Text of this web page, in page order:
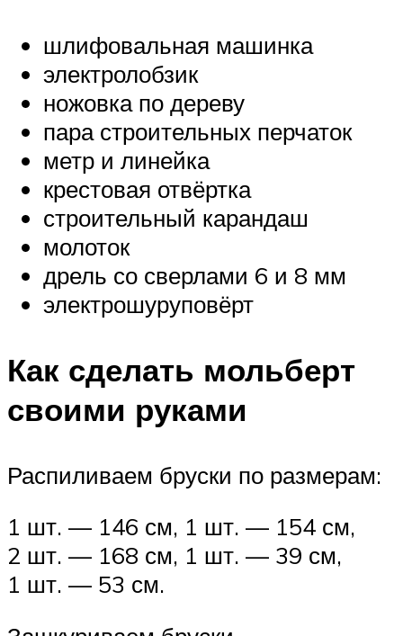
шлифовальная машинка
электролобзик
ножовка по дереву
пара строительных перчаток
метр и линейка
крестовая отвёртка
строительный карандаш
молоток
дрель со сверлами 6 и 8 мм
электрошуруповёрт
Как сделать мольберт
своими руками
Распиливаем бруски по размерам:
1 шт. — 146 см, 1 шт. — 154 см,
2 шт. — 168 см, 1 шт. — 39 см,
1 шт. — 53 см.